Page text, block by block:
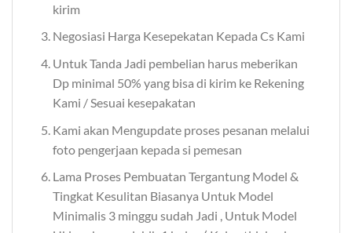
kirim
Negosiasi Harga Kesepekatan Kepada Cs Kami
Untuk Tanda Jadi pembelian harus meberikan
Dp minimal 50% yang bisa di kirim ke Rekening
Kami / Sesuai kesepakatan
Kami akan Mengupdate proses pesanan melalui
foto pengerjaan kepada si pemesan
Lama Proses Pembuatan Tergantung Model &
Tingkat Kesulitan Biasanya Untuk Model
Minimalis 3 minggu sudah Jadi , Untuk Model